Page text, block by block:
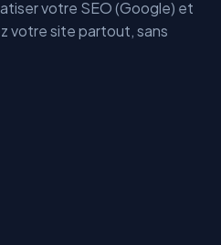
votre SEO (Google) et
votre site partout, sans